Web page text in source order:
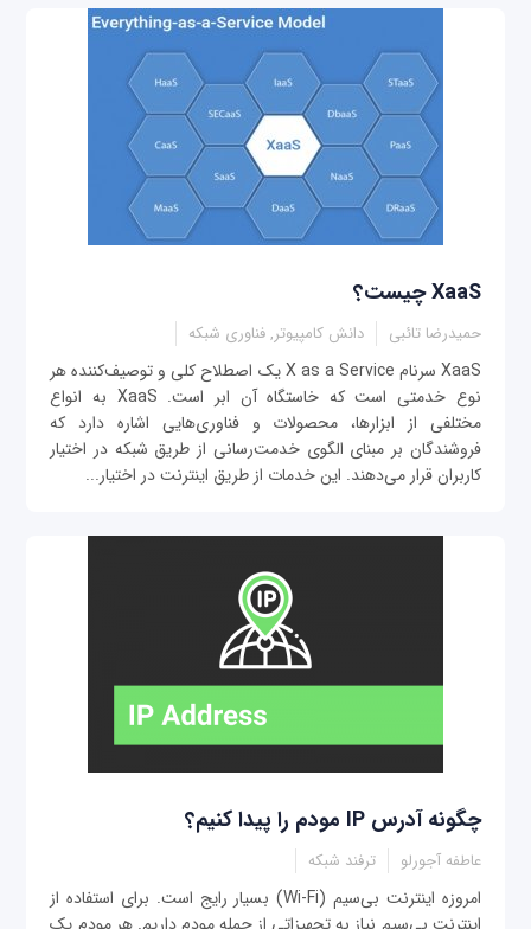
XaaS چیست؟
حمیدرضا تائبی دانش کامپیوتر, فناوری شبکه
XaaS سرنام X as a Service یک اصطلاح کلی و توصیف‌کننده هر
نوع خدمتی است که خاستگاه آن ابر است. XaaS به انواع
مختلفی از ابزارها، محصولات و فناوری‌هایی اشاره دارد که
فروشندگان بر مبنای الگوی خدمت‌رسانی از طریق شبکه در اختیار
کاربران قرار می‌دهند. این خدمات از طریق اینترنت در اختیار...
چگونه آدرس IP مودم را پیدا کنیم؟
عاطفه آجورلو ترفند شبکه
امروزه اینترنت بی‌سیم (Wi-Fi) بسیار رایج است. برای استفاده از
اینترنت بی‌سیم نیاز به تجهیزاتی از جمله مودم داریم. هر مودم یک